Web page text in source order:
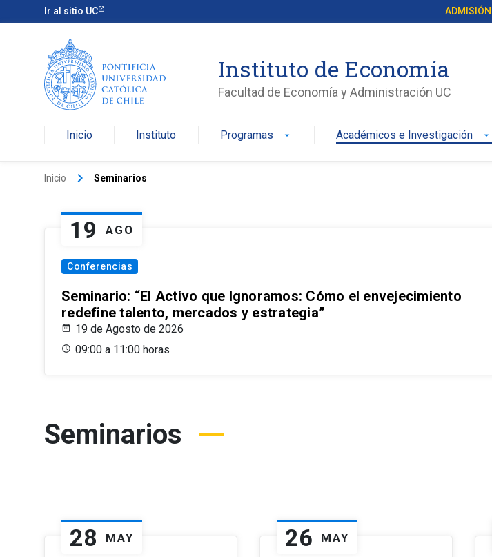
Ir al sitio UC ADMISIÓN
Instituto de Economía
Facultad de Economía y Administración UC
Inicio Instituto Programas arrow_drop_down Académicos e Investigación arrow_drop_down
Inicio keyboard_arrow_right Seminarios
19 AGO
Conferencias
Seminario: “El Activo que Ignoramos: Cómo el envejecimiento
redefine talento, mercados y estrategia”
19 de Agosto de 2026
09:00 a 11:00 horas
Seminarios
28 MAY 26 MAY